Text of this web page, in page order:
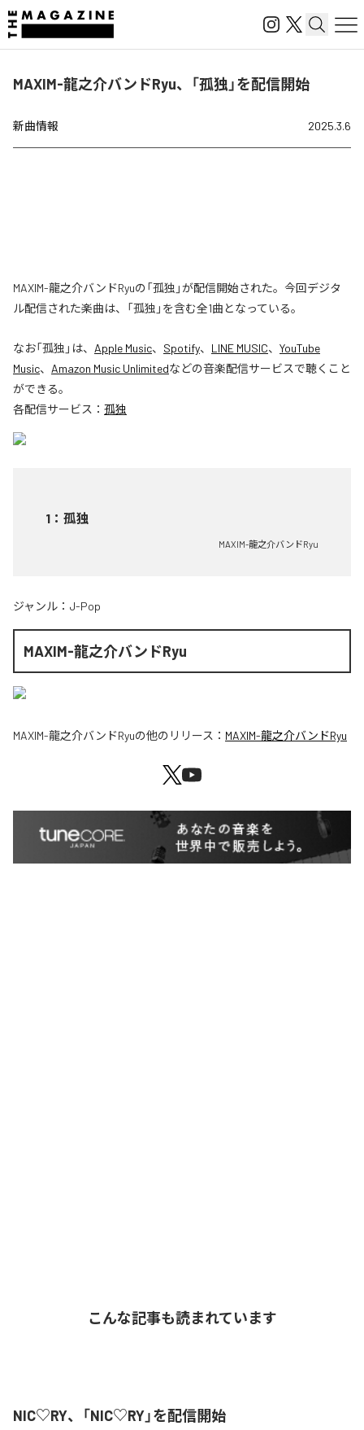
MAXIM-龍之介バンドRyu、「孤独」を配信開始
新曲情報 2025.3.6
MAXIM-龍之介バンドRyuの「孤独」が配信開始された。今回デジタ
ル配信された楽曲は、「孤独」を含む全1曲となっている。
なお「孤独 」は、 Apple Music、 Spotify、 LINE MUSIC、 YouTube
Music、 Amazon Music Unlimitedなどの音楽配信サービスで聴くこと
ができる。
各配信サービス： 孤独
1 ： 孤独
MAXIM-龍之介バンドRyu
ジャンル： J-Pop
MAXIM-龍之介バンドRyu
MAXIM-龍之介バンドRyuの他のリリース： MAXIM-龍之介バンドRyu
こんな記事も読まれています
NIC♡RY、「NIC♡RY」を配信開始